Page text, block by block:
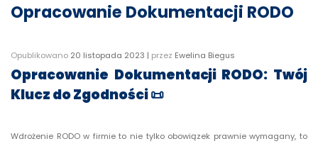
Opracowanie Dokumentacji RODO
Opublikowano 20 listopada 2023 | przez Ewelina Biegus
Opracowanie Dokumentacji RODO: Twój
Klucz do Zgodności📜
Wdrożenie RODO w firmie to nie tylko obowiązek prawnie wymagany, to